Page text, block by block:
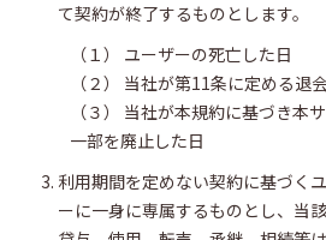
て契約が終了するものとします。
（１） ユーザーの死亡した日
（２） 当社が第11条に定める退
（３） 当社が本規約に基づき本
一部を廃止した日
利用期間を定めない契約に基づく
ーに一身に専属するものとし、当